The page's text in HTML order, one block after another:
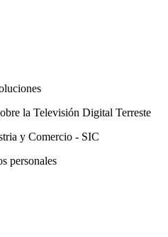
la Televisión Digital Terreste
y Comercio - SIC
personales